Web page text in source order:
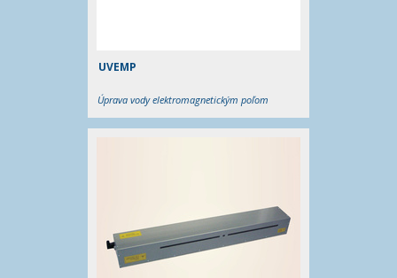
UVEMP
Úprava vody elektromagnetickým poľom